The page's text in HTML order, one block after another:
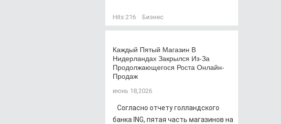
Hits:216 Бизнес
Каждый Пятый Магазин В
Нидерландах Закрылся Из-За
Продолжающегося Роста Онлайн-
Продаж
июнь 18,2026
Согласно отчету голландского
банка ING, пятая часть магазинов на